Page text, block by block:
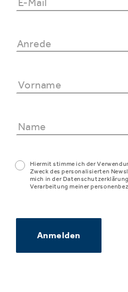
Hiermit stimme ich der
Zweck des personalisierten
mich in der
Verarbeitung meiner
Anmelden